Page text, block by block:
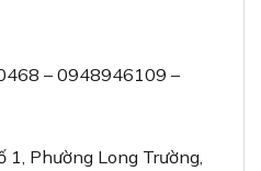
– 0948946109 –
Phường Long Trường,